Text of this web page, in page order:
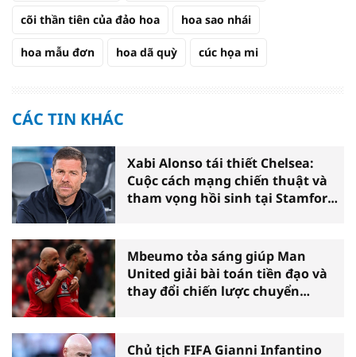
cõi thần tiên của đảo hoa hoa sao nhái
hoa mẫu đơn hoa dã quỳ cúc họa mi
CÁC TIN KHÁC
Xabi Alonso tái thiết Chelsea:
Cuộc cách mạng chiến thuật và
tham vọng hồi sinh tại Stamford
Mbeumo tỏa sáng giúp Man
United giải bài toán tiền đạo và
thay đổi chiến lược chuyển
Chủ tịch FIFA Gianni Infantino